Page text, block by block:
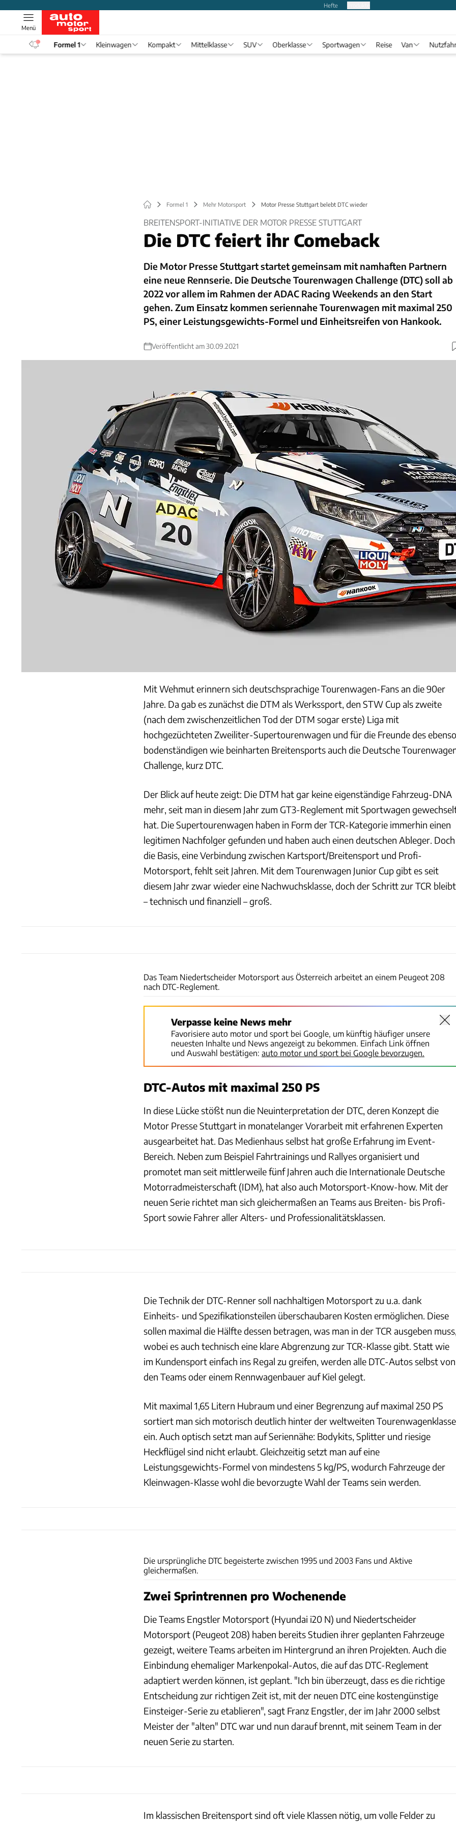
Hefte
Menü
Formel 1 Kleinwagen Kompakt Mittelklasse SUV Oberklasse Sportwagen Reise Van
Formel 1 Mehr Motorsport Motor Presse Stuttgart belebt DTC wieder
BREITENSPORT-INITIATIVE DER MOTOR PRESSE STUTTGART
Die DTC feiert ihr Comeback
Die Motor Presse Stuttgart startet gemeinsam mit namhaften Partnern
eine neue Rennserie. Die Deutsche Tourenwagen Challenge (DTC) soll ab
2022 vor allem im Rahmen der ADAC Racing Weekends an den Start
gehen. Zum Einsatz kommen seriennahe Tourenwagen mit maximal 250
PS, einer Leistungsgewichts-Formel und Einheitsreifen von Hankook.
Veröffentlicht am 30.09.2021
Mit Wehmut erinnern sich deutschsprachige Tourenwagen-Fans an die 90er
Jahre. Da gab es zunächst die DTM als Werkssport, den STW Cup als zweite
(nach dem zwischenzeitlichen Tod der DTM sogar erste) Liga mit
hochgezüchteten Zweiliter-Supertourenwagen und für die Freunde des ebenso
bodenständigen wie beinharten Breitensports auch die Deutsche
Challenge, kurz DTC.
Der Blick auf heute zeigt: Die DTM hat gar keine eigenständige Fahrzeug-DNA
mehr, seit man in diesem Jahr zum GT3-Reglement mit Sportwagen
hat. Die Supertourenwagen haben in Form der TCR-Kategorie immerhin einen
legitimen Nachfolger gefunden und haben auch einen deutschen Ableger. Doch
die Basis, eine Verbindung zwischen Kartsport/Breitensport und Profi-
Motorsport, fehlt seit Jahren. Mit dem Tourenwagen Junior Cup gibt es seit
diesem Jahr zwar wieder eine Nachwuchsklasse, doch der Schritt zur TCR bleibt
– technisch und finanziell – groß.
Das Team Niedertscheider Motorsport aus Österreich arbeitet an einem Peugeot 208
nach DTC-Reglement.
Verpasse keine News mehr
Favorisiere auto motor und sport bei Google, um künftig häufiger unsere
neuesten Inhalte und News angezeigt zu bekommen. Einfach Link öffnen
und Auswahl bestätigen: auto motor und sport bei Google bevorzugen.
DTC-Autos mit maximal 250 PS
In diese Lücke stößt nun die Neuinterpretation der DTC, deren Konzept die
Motor Presse Stuttgart in monatelanger Vorarbeit mit erfahrenen Experten
ausgearbeitet hat. Das Medienhaus selbst hat große Erfahrung im Event-
Bereich. Neben zum Beispiel Fahrtrainings und Rallyes organisiert und
promotet man seit mittlerweile fünf Jahren auch die Internationale Deutsche
Motorradmeisterschaft (IDM), hat also auch Motorsport-Know-how. Mit der
neuen Serie richtet man sich gleichermaßen an Teams aus Breiten- bis Profi-
Sport sowie Fahrer aller Alters- und Professionalitätsklassen.
Die Technik der DTC-Renner soll nachhaltigen Motorsport zu u.a. dank
Einheits- und Spezifikationsteilen überschaubaren Kosten ermöglichen. Diese
sollen maximal die Hälfte dessen betragen, was man in der TCR ausgeben muss,
wobei es auch technisch eine klare Abgrenzung zur TCR-Klasse gibt. Statt wie
im Kundensport einfach ins Regal zu greifen, werden alle DTC-Autos selbst von
den Teams oder einem Rennwagenbauer auf Kiel gelegt.
Mit maximal 1,65 Litern Hubraum und einer Begrenzung auf maximal 250 PS
sortiert man sich motorisch deutlich hinter der weltweiten Tourenwagenklasse
ein. Auch optisch setzt man auf Seriennähe: Bodykits, Splitter und riesige
Heckflügel sind nicht erlaubt. Gleichzeitig setzt man auf eine
Leistungsgewichts-Formel von mindestens 5 kg/PS, wodurch Fahrzeuge der
Kleinwagen-Klasse wohl die bevorzugte Wahl der Teams sein werden.
Die ursprüngliche DTC begeisterte zwischen 1995 und 2003 Fans und Aktive
gleichermaßen.
Zwei Sprintrennen pro Wochenende
Die Teams Engstler Motorsport (Hyundai i20 N) und Niedertscheider
Motorsport (Peugeot 208) haben bereits Studien ihrer geplanten Fahrzeuge
gezeigt, weitere Teams arbeiten im Hintergrund an ihren Projekten. Auch die
Einbindung ehemaliger Markenpokal-Autos, die auf das DTC-Reglement
adaptiert werden können, ist geplant. "Ich bin überzeugt, dass es die richtige
Entscheidung zur richtigen Zeit ist, mit der neuen DTC eine kostengünstige
Einsteiger-Serie zu etablieren", sagt Franz Engstler, der im Jahr 2000 selbst
Meister der "alten" DTC war und nun darauf brennt, mit seinem Team in der
neuen Serie zu starten.
Im klassischen Breitensport sind oft viele Klassen nötig, um volle Felder zu